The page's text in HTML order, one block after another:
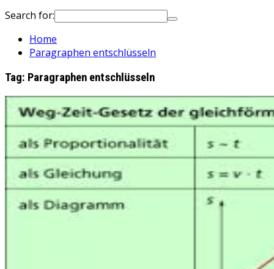
Search for:
Home
Paragraphen entschlüsseln
Tag: Paragraphen entschlüsseln